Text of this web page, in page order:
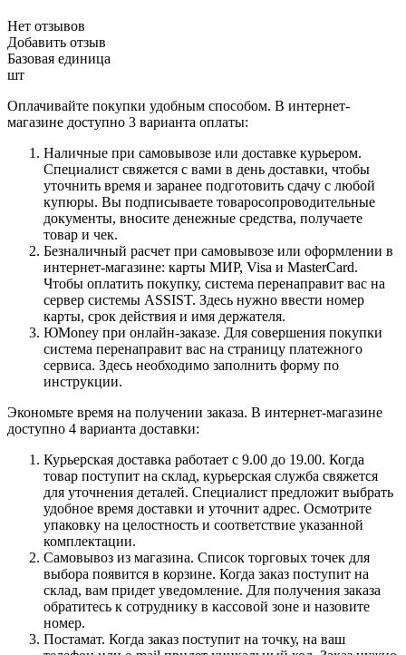
Нет отзывов
Добавить отзыв
Базовая единица
шт
Оплачивайте покупки удобным способом. В интернет-
магазине доступно 3 варианта оплаты:
Наличные при самовывозе или доставке курьером.
Специалист свяжется с вами в день доставки, чтобы
уточнить время и заранее подготовить сдачу с любой
купюры. Вы подписываете товаросопроводительные
документы, вносите денежные средства, получаете
товар и чек.
Безналичный расчет при самовывозе или оформлении в
интернет-магазине: карты МИР, Visa и MasterCard.
Чтобы оплатить покупку, система перенаправит вас на
сервер системы ASSIST. Здесь нужно ввести номер
карты, срок действия и имя держателя.
ЮMoney при онлайн-заказе. Для совершения покупки
система перенаправит вас на страницу платежного
сервиса. Здесь необходимо заполнить форму по
инструкции.
Экономьте время на получении заказа. В интернет-магазине
доступно 4 варианта доставки:
Курьерская доставка работает с 9.00 до 19.00. Когда
товар поступит на склад, курьерская служба свяжется
для уточнения деталей. Специалист предложит выбрать
удобное время доставки и уточнит адрес. Осмотрите
упаковку на целостность и соответствие указанной
комплектации.
Самовывоз из магазина. Список торговых точек для
выбора появится в корзине. Когда заказ поступит на
склад, вам придет уведомление. Для получения заказа
обратитесь к сотруднику в кассовой зоне и назовите
номер.
Постамат. Когда заказ поступит на точку, на ваш